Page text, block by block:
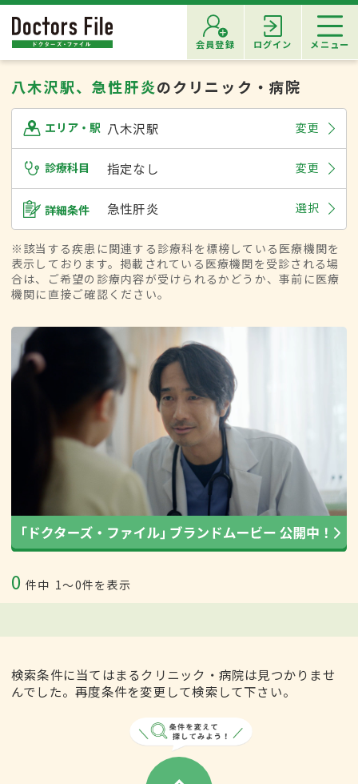
会員登録 ログイン メニュー
八木沢駅、急性肝炎のクリニック・病院
エリア・駅 八木沢駅 変更
診療科目 指定なし 変更
詳細条件 急性肝炎 選択
※該当する疾患に関連する診療科を標榜している医療機関を
表示しております。掲載されている医療機関を受診される場
合は、ご希望の診療内容が受けられるかどうか、事前に医療
機関に直接ご確認ください。
0 件中 1〜0件を表示
検索条件に当てはまるクリニック・病院は見つかりませ
んでした。再度条件を変更して検索して下さい。